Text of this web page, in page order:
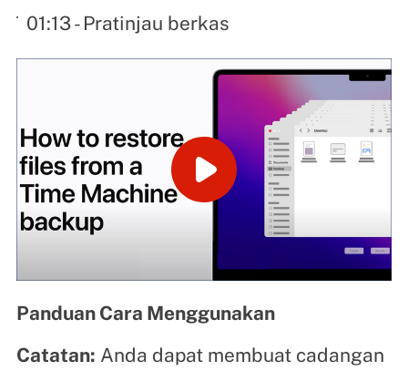
01:13 - Pratinjau berkas
Panduan Cara Menggunakan
Catatan: Anda dapat membuat cadangan